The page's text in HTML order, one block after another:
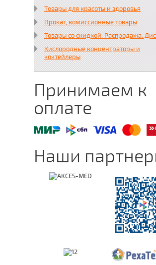
Товары для красоты и здоровья
Прокат, комиссионные товары
Товары со скидкой. Распродажа.
Кислородные концентраторы и
коктейлеры
Принимаем к
оплате
Наши